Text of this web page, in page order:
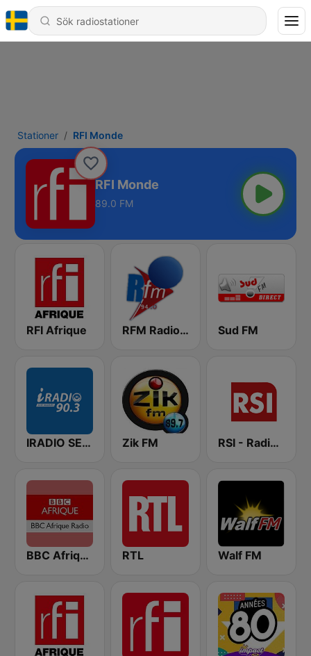
Stationer RFI Monde
RFI Monde
89.0 FM
RFI Afrique RFM Radio Futurs Medias 94.0 FM Sud FM
IRADIO SENEGAL Zik FM RSI - Radio Sénégal Internationale
BBC Afrique RTL Walf FM